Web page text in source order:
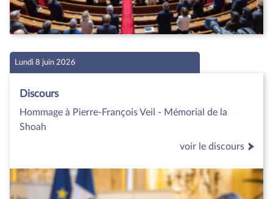
Lundi 8 juin 2026
Discours
Hommage à Pierre-François Veil - Mémorial de la
Shoah
voir le discours